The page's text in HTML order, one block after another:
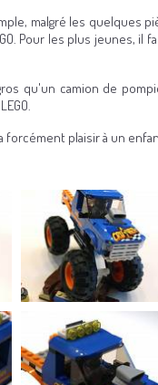
malgré les quelques
Pour les plus jeunes, il
qu'un camion de
forcément plaisir à un